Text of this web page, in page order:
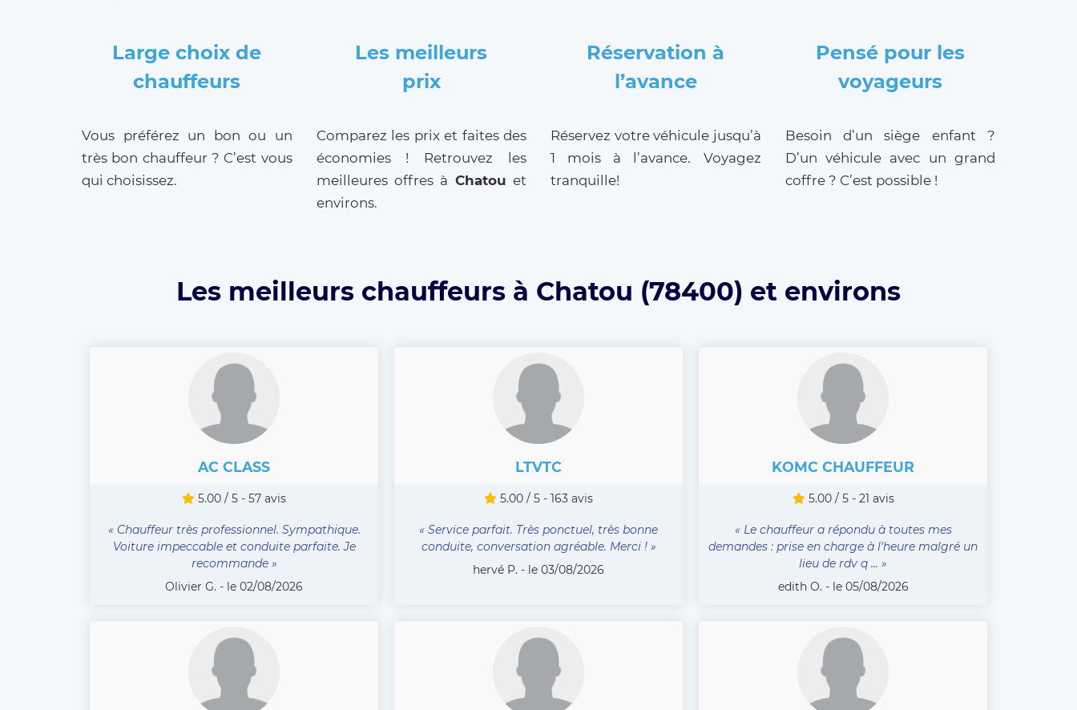
Large choix de
chauffeurs
Vous préférez un bon ou un
très bon chauffeur ? C’est vous
qui choisissez.
Les meilleurs
prix
Comparez les prix et faites des
économies ! Retrouvez les
meilleures offres à Chatou et
environs.
Réservation à
l’avance
Réservez votre véhicule jusqu’à
1 mois à l’avance. Voyagez
tranquille!
Pensé pour les
voyageurs
Besoin d’un siège enfant ?
D’un véhicule avec un grand
coffre ? C’est possible !
Les meilleurs chauffeurs à Chatou (78400) et environs
AC CLASS
5.00 / 5 - 57 avis
« Chauffeur très professionnel. Sympathique.
Voiture impeccable et conduite parfaite. Je
recommande »
Olivier G. - le 02/08/2026
LTVTC
5.00 / 5 - 163 avis
« Service parfait. Très ponctuel, très bonne
conduite, conversation agréable. Merci ! »
hervé P. - le 03/08/2026
KOMC CHAUFFEUR
5.00 / 5 - 21 avis
« Le chauffeur a répondu à toutes mes
demandes : prise en charge à l'heure malgré un
lieu de rdv q ... »
edith O. - le 05/08/2026